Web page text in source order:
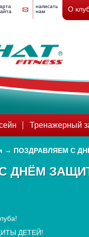
написать
нам
О
Тренажерный
→ ПОЗДРАВЛЯЕМ С
ДНЁМ
ДЕТЕЙ!